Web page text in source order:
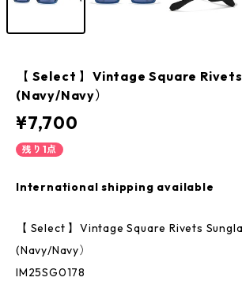
【 Select 】Vintage Square
(Navy/Navy）
¥7,700
残り1点
International shipping available
【 Select 】Vintage Square Rivets
(Navy/Navy）
IM25SG0178